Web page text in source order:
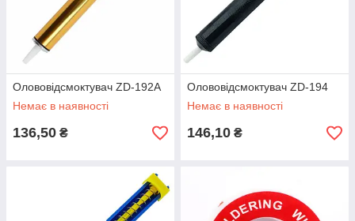
Олововідсмоктувач ZD-192A
Немає в наявності
136,50 ₴
Олововідсмоктувач ZD-194
Немає в наявності
146,10 ₴